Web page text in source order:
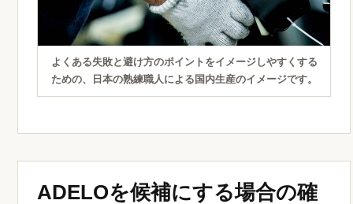
よくある失敗と避け方のポイントをイメージしやすくする
ための、日本の熟練職人による国内生産のイメージです。
ADELOを候補にする場合の確